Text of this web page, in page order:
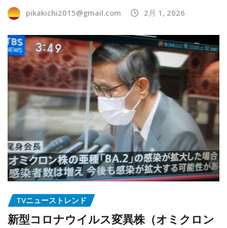
pikakichi2015@gmail.com 2月 1, 2026
TVニューストレンド
新型コロナウイルス変異株（オミクロン